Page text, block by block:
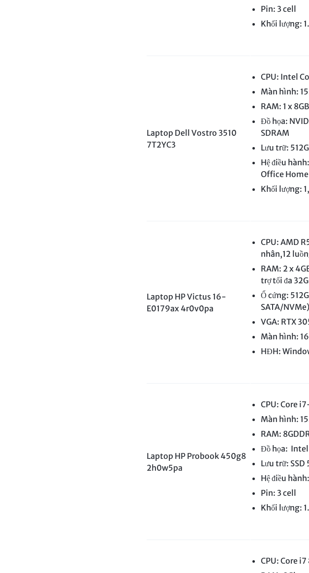
Pin: 3 cell
Khối lượng:
Laptop Dell Vostro 3510
7T2YC3
CPU: Intel
Màn hình:
RAM: 1 x
Đồ họa:
SDRAM
Lưu trữ:
Hệ điều
Office
Khối lượng:
Laptop HP Victus 16-
E0179ax 4r0v0pa
CPU: AMD
nhân,12
RAM: 2 x
trợ tối đa
Ổ cứng:
SATA/NVMe)
VGA: RTX
Màn hình:
HĐH:
Laptop HP Probook 450g8
2h0w5pa
CPU: Core
Màn hình:
RAM:
Đồ họa:
Lưu trữ: SSD
Hệ điều
Pin: 3 cell
Khối lượng:
CPU: Core